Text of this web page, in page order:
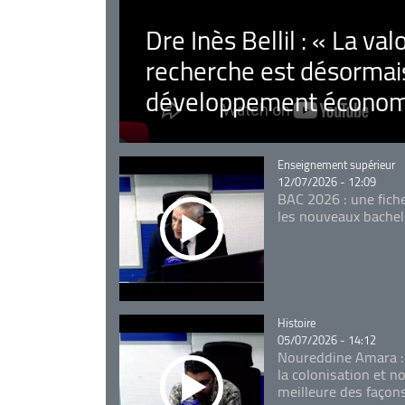
Dre Inès Bellil : « La
recherche est
développement
Catégorie
Enseignement supérieur
12/07/2026 - 12:09
BAC 2026 : une
les nouveaux
Catégorie
Histoire
05/07/2026 - 14:12
Noureddine Amara
la colonisation et
meilleure des